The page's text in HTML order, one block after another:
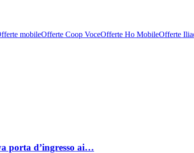
mobileOfferte Coop VoceOfferte Ho MobileOfferte
porta d’ingresso ai…